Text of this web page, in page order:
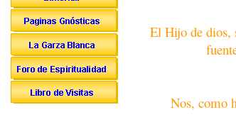
El Hijo de dios,
Nos, como